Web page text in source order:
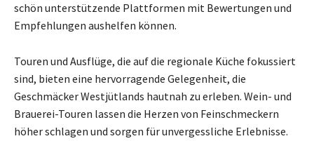
schön unterstützende Plattformen mit Bewertungen und
Empfehlungen aushelfen können.
Touren und Ausflüge, die auf die regionale Küche fokussiert
sind, bieten eine hervorragende Gelegenheit, die
Geschmäcker Westjütlands hautnah zu erleben. Wein- und
Brauerei-Touren lassen die Herzen von Feinschmeckern
höher schlagen und sorgen für unvergessliche Erlebnisse.